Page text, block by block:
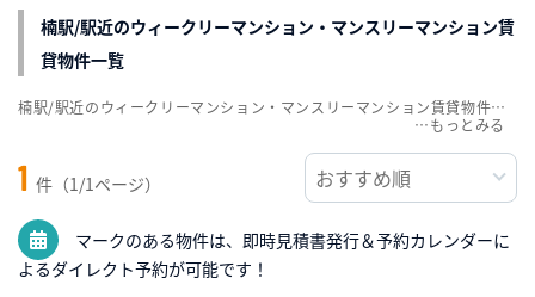
楠駅/駅近のウィークリーマンション・マンスリーマンション賃
貸物件一覧
1 件（1/1ページ）
マークのある物件は、即時見積書発行＆予約カレンダーに
よるダイレクト予約が可能です！
楠駅/駅近のウィークリーマンション・マンスリーマンション賃貸物件一覧を掲載中。敷金・礼金無料、家具・家電付をご紹介。こだわり条件での絞込みも簡単！
…